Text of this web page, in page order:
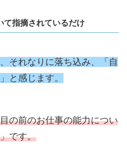
て指摘されているだけ
それなりに落ち込み、「自
と感じます。
の前のお仕事の能力につい
です。